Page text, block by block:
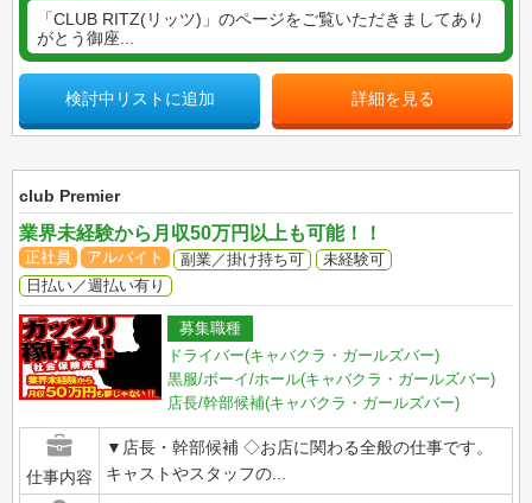
「CLUB RITZ(リッツ)」のページをご覧いただきましてあり
がとう御座...
検討中リストに追加 詳細を見る
club Premier
業界未経験から月収50万円以上も可能！！
正社員 アルバイト 副業／掛け持ち可
未経験可
日払い／週払い有り
募集職種
ドライバー(キャバクラ・ガールズバー)
黒服/ボーイ/ホール(キャバクラ・ガールズバー)
店長/幹部候補(キャバクラ・ガールズバー)
仕事内容
▼店長・幹部候補 ◇お店に関わる全般の仕事です。
キャストやスタッフの...